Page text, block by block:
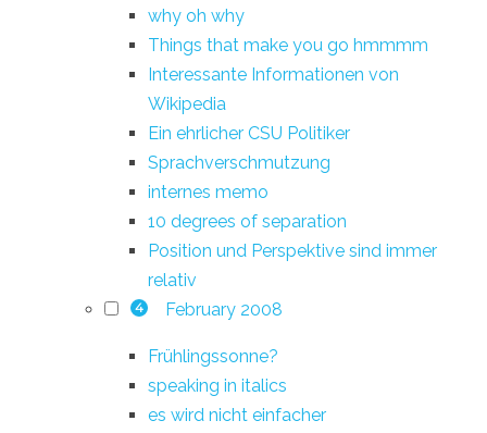
why oh why
Things that make you go hmmmm
Interessante Informationen von
Wikipedia
Ein ehrlicher CSU Politiker
Sprachverschmutzung
internes memo
10 degrees of separation
Position und Perspektive sind immer
relativ
4 February 2008
Frühlingssonne?
speaking in italics
es wird nicht einfacher